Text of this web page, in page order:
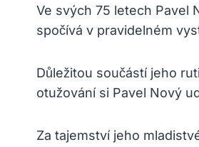
Ve svých 75 letech Pavel
spočívá v pravidelném
Důležitou součástí jeho
otužování si Pavel Nový
Za tajemství jeho